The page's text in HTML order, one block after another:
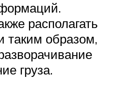
располагать
таким образом,
груза.